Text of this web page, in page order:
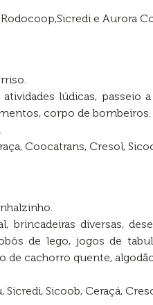
e Aurora
atividades lúdicas, passeio
corpo de bombeiros.
Coocatrans, Cresol,
brincadeiras diversas,
de lego, jogos de
cachorro quente,
Sicoob, Ceraçá,